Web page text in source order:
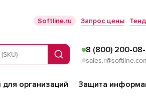
Softline.ru Запрос цены
Поиск
8 (800) 200-
организаций Защита